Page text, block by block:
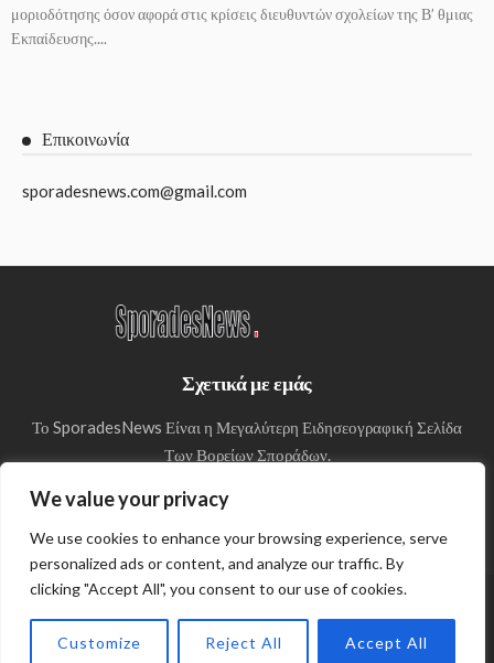
We value your privacy
We use cookies to enhance your browsing experience, serve
personalized ads or content, and analyze our traffic. By
clicking "Accept All", you consent to our use of cookies.
Customize Reject All Accept All
μοριοδότησης όσον αφορά στις κρίσεις διευθυντών σχολείων της Β’ θμιας
Εκπαίδευσης....
Επικοινωνία
sporadesnews.com@gmail.com
Σχετικά με εμάς
Το SporadesNews Είναι η Μεγαλύτερη Ειδησεογραφική Σελίδα
Των Βορείων Σποράδων.
© Copyright 2024 SporadesNews
Πολιτική απορρήτου